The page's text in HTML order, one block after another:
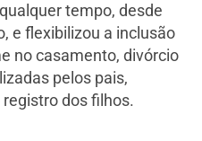
tempo, desde
e flexibilizou a inclusão
no casamento, divórcio
pelos pais,
dos filhos.